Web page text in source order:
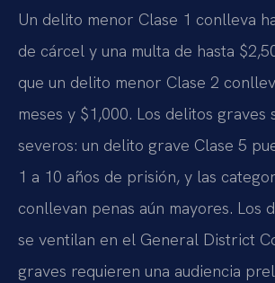
Un delito menor Clase 1 conlleva
de cárcel y una multa de hasta
que un delito menor Clase 2
meses y $1,000. Los delitos graves
severos: un delito grave Clase 5
1 a 10 años de prisión, y las
conllevan penas aún mayores. Los
se ventilan en el General District
graves requieren una audiencia